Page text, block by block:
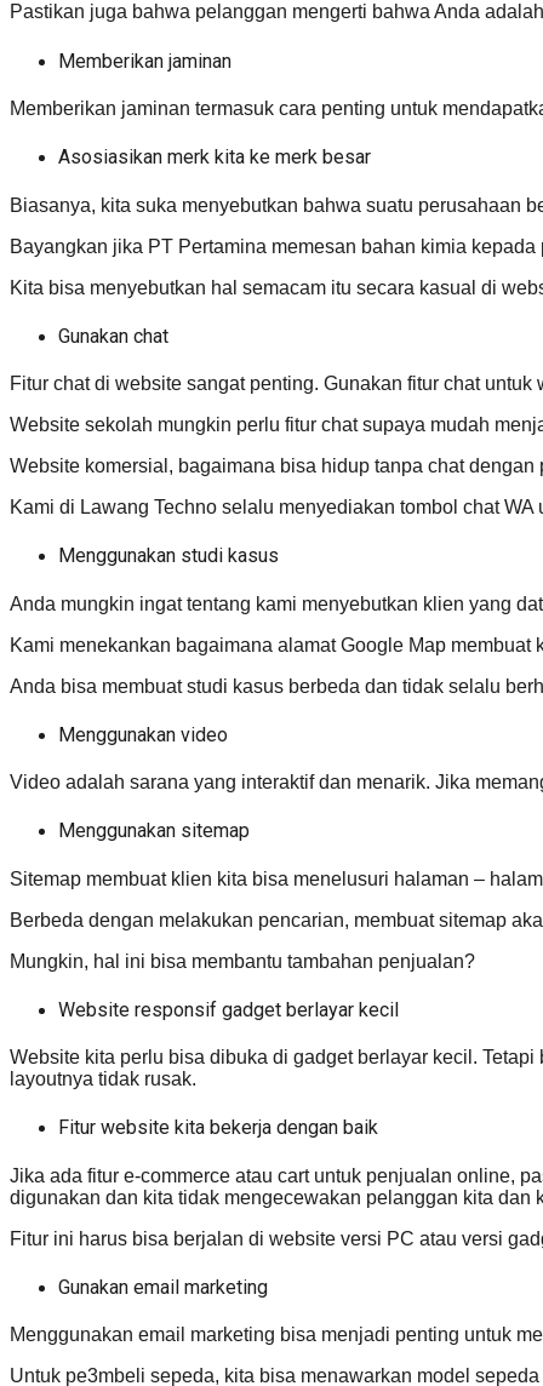
Pastikan juga bahwa pelanggan mengerti bahwa Anda
Memberikan jaminan
Memberikan jaminan termasuk cara penting untuk
Asosiasikan merk kita ke merk besar
Biasanya, kita suka menyebutkan bahwa suatu perusahaan
Bayangkan jika PT Pertamina memesan bahan kimia
Kita bisa menyebutkan hal semacam itu secara kasual di
Gunakan chat
Fitur chat di website sangat penting. Gunakan fitur chat
Website sekolah mungkin perlu fitur chat supaya mudah
Website komersial, bagaimana bisa hidup tanpa chat dengan
Kami di Lawang Techno selalu menyediakan tombol chat
Menggunakan studi kasus
Anda mungkin ingat tentang kami menyebutkan klien yang
Kami menekankan bagaimana alamat Google Map membuat
Anda bisa membuat studi kasus berbeda dan tidak selalu
Menggunakan video
Video adalah sarana yang interaktif dan menarik. Jika
Menggunakan sitemap
Sitemap membuat klien kita bisa menelusuri halaman –
Berbeda dengan melakukan pencarian, membuat sitemap
Mungkin, hal ini bisa membantu tambahan penjualan?
Website responsif gadget berlayar kecil
Website kita perlu bisa dibuka di gadget berlayar kecil.
layoutnya tidak rusak.
Fitur website kita bekerja dengan baik
Jika ada fitur e-commerce atau cart untuk penjualan online,
digunakan dan kita tidak mengecewakan pelanggan kita dan
Fitur ini harus bisa berjalan di website versi PC atau versi
Gunakan email marketing
Menggunakan email marketing bisa menjadi penting untuk
Untuk pe3mbeli sepeda, kita bisa menawarkan model